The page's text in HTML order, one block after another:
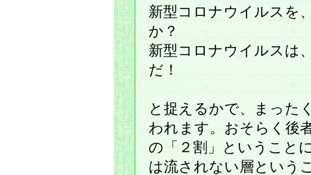
新型コロナウイルスを
か？
新型コロナウイルスは
だ！
と捉えるかで、まった
われます。おそらく後
の「２割」ということ
は流されない層という